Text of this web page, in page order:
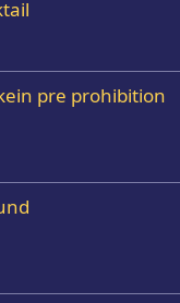
pre prohibition